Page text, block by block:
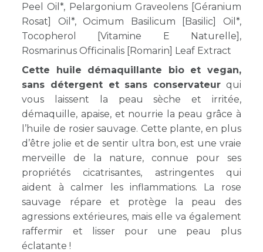
Peel Oil*, Pelargonium Graveolens [Géranium
Rosat] Oil*, Ocimum Basilicum [Basilic] Oil*,
Tocopherol [Vitamine E Naturelle],
Rosmarinus Officinalis [Romarin] Leaf Extract
Cette huile démaquillante bio et vegan,
sans détergent et sans conservateurqui
vous laissent la peau sèche et irritée,
démaquille, apaise, et nourrie la peau grâce à
l’huile de rosier sauvage. Cette plante, en plus
d’être jolie et de sentir ultra bon, est une vraie
merveille de la nature, connue pour ses
propriétés cicatrisantes, astringentes qui
aident à calmer les inflammations. La rose
sauvage répare et protège la peau des
agressions extérieures, mais elle va également
raffermir et lisser pour une peau plus
éclatante !